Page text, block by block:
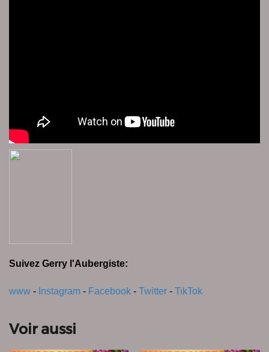
Suivez Gerry l'Aubergiste:
www - Instagram - Facebook - Twitter - TikTok
Voir aussi